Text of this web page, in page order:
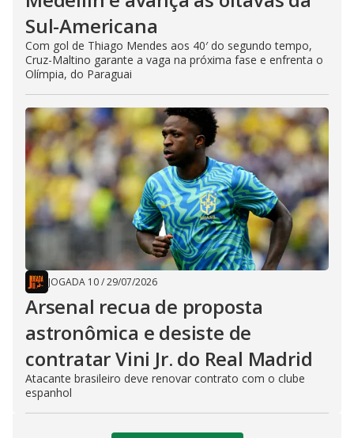
Sul-Americana
Com gol de Thiago Mendes aos 40′ do segundo tempo,
Cruz-Maltino garante a vaga na próxima fase e enfrenta o
Olímpia, do Paraguai
JOGADA 10/29/07/2026
Arsenal recua de proposta
astronômica e desiste de
contratar Vini Jr. do Real Madrid
Atacante brasileiro deve renovar contrato com o clube
espanhol